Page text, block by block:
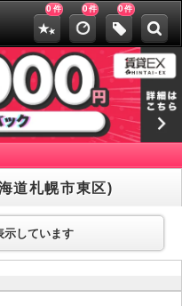
0 件 0件 0件
道札幌市東区)
示しています